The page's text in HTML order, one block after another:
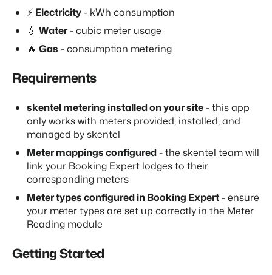
performance
Votre projet est vendu en un rien de temps
Booking Analytics
Présentation de Booking Experts
Découvrez les possibilités infinies de la plateforme Booking
Experts
Pour les Parcs de Vacances
Découvrez les avantages de Booking Experts pour un parc
de vacances
Emplois / Carrièrres
Trouvez votre nouveau job de rêve !
Contact
Contactez nous.
À propos de nous
Découvrez les personnes derrière de Booking Experts
⚡ Electricity- kWh consumption
💧 Water- cubic meter usage
🔥 Gas - consumption metering
Requirements
skentel metering installed on your site- this app
only works with meters provided, installed, and
managed by skentel
Meter mappings configured- the skentel team will
link your Booking Expert lodges to their
corresponding meters
Meter types configured in Booking Expert- ensure
your meter types are set up correctly in the Meter
Reading module
Getting Started